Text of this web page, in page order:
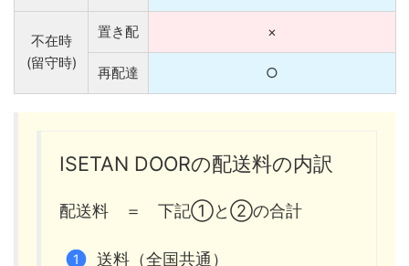
不在時
(留守時)
置き配 ×
再配達 ○
ISETAN DOORの配送料の内訳
配送料 ＝ 下記①と②の合計
送料（全国共通）